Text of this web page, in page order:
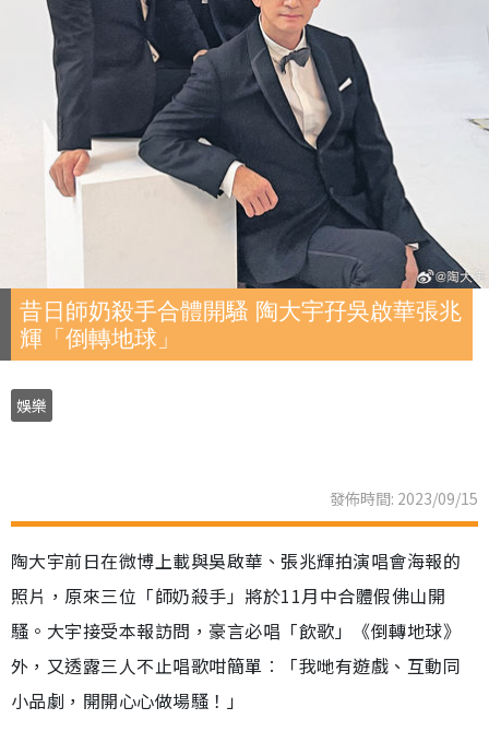
昔日師奶殺手合體開騷 陶大宇孖吳啟華張兆
輝「倒轉地球」
娛樂
發佈時間: 2023/09/15
陶大宇前日在微博上載與吳啟華、張兆輝拍演唱會海報的
照片，原來三位「師奶殺手」將於11月中合體假佛山開
騷。大宇接受本報訪問，豪言必唱「飲歌」《倒轉地球》
外，又透露三人不止唱歌咁簡單︰「我哋有遊戲、互動同
小品劇，開開心心做場騷！」